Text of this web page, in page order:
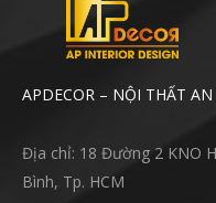
APDECOR – NỘI THẤT AN
Địa chỉ: 18 Đường 2 KNO
Bình, Tp. HCM